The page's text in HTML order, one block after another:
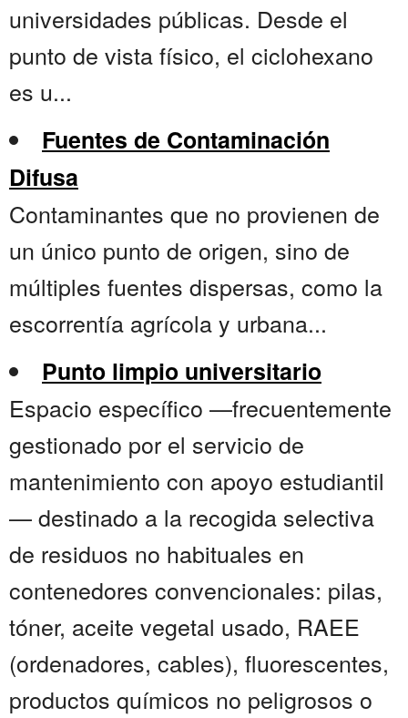
universidades públicas. Desde el
punto de vista físico, el ciclohexano
es u...
Fuentes de Contaminación
Difusa
Contaminantes que no provienen de
un único punto de origen, sino de
múltiples fuentes dispersas, como la
escorrentía agrícola y urbana...
Punto limpio universitario
Espacio específico —frecuentemente
gestionado por el servicio de
mantenimiento con apoyo estudiantil
— destinado a la recogida selectiva
de residuos no habituales en
contenedores convencionales: pilas,
tóner, aceite vegetal usado, RAEE
(ordenadores, cables), fluorescentes,
productos químicos no peligrosos o